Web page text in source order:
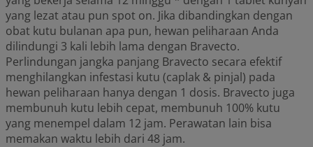
yang lezat atau pun spot on. Jika dibandingkan dengan
obat kutu bulanan apa pun, hewan peliharaan Anda
dilindungi 3 kali lebih lama dengan Bravecto.
Perlindungan jangka panjang Bravecto secara efektif
menghilangkan infestasi kutu (caplak & pinjal) pada
hewan peliharaan hanya dengan 1 dosis. Bravecto juga
membunuh kutu lebih cepat, membunuh 100% kutu
yang menempel dalam 12 jam. Perawatan lain bisa
memakan waktu lebih dari 48 jam.